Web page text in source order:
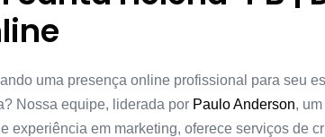
uma presença online profissional para seu
Nossa equipe, liderada por Paulo Anderson,
experiência em marketing, oferece serviços de